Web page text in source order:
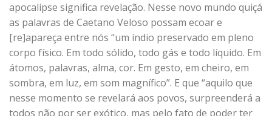
apocalipse significa revelação. Nesse novo mundo quiçá
as palavras de Caetano Veloso possam ecoar e
[re]apareça entre nós “um índio preservado em pleno
corpo físico. Em todo sólido, todo gás e todo líquido. Em
átomos, palavras, alma, cor. Em gesto, em cheiro, em
sombra, em luz, em som magnífico”. E que “aquilo que
nesse momento se revelará aos povos, surpreenderá a
todos não por ser exótico, mas pelo fato de poder ter